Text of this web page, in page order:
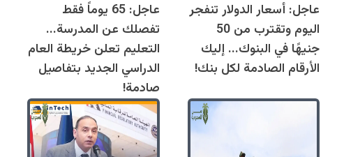
عاجل: أسعار الدولار تنفجر
اليوم وتقترب من 50
جنيهًا في البنوك... إليك
الأرقام الصادمة لكل بنك!
عاجل: 65 يوماً فقط
تفصلك عن المدرسة...
التعليم تعلن خريطة العام
الدراسي الجديد بتفاصيل
صادمة!